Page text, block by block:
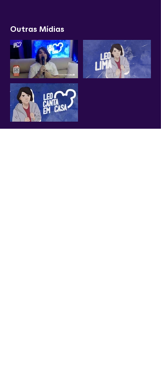
Outras Mídias